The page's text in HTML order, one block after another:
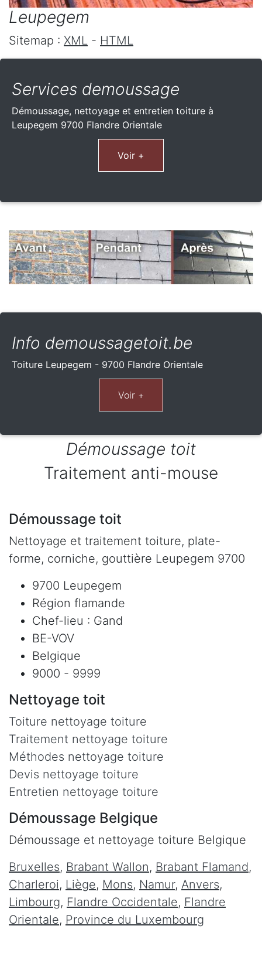
Leupegem
Sitemap : XML - HTML
Services demoussage
Démoussage, nettoyage et entretien toiture à
Leupegem 9700 Flandre Orientale
Voir +
Info demoussagetoit.be
Toiture Leupegem - 9700 Flandre Orientale
Démoussage toit
Traitement anti-mouse
Démoussage toit
Nettoyage et traitement toiture, plate-
forme, corniche, gouttière Leupegem 9700
9700 Leupegem
Région flamande
Chef-lieu : Gand
BE-VOV
Belgique
9000 - 9999
Nettoyage toit
Toiture nettoyage toiture
Traitement nettoyage toiture
Méthodes nettoyage toiture
Devis nettoyage toiture
Entretien nettoyage toiture
Démoussage Belgique
Démoussage et nettoyage toiture Belgique
Bruxelles, Brabant Wallon, Brabant Flamand,
Charleroi, Liège, Mons, Namur, Anvers,
Limbourg, Flandre Occidentale, Flandre
Orientale, Province du Luxembourg